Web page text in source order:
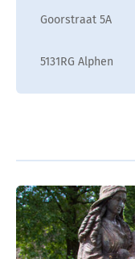
Goorstraat 5A
5131RG Alphen